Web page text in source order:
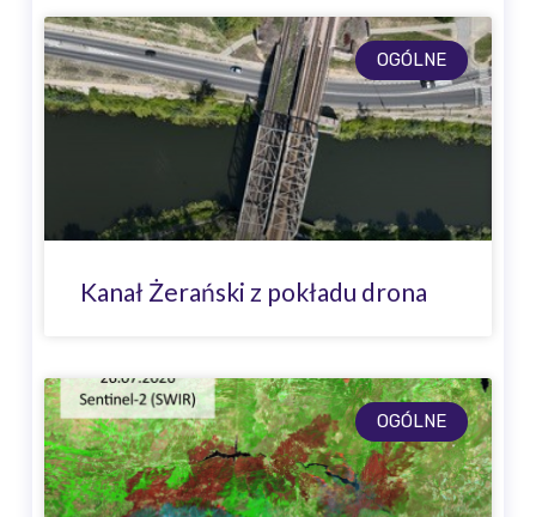
OGÓLNE
Kanał Żerański z pokładu drona
OGÓLNE